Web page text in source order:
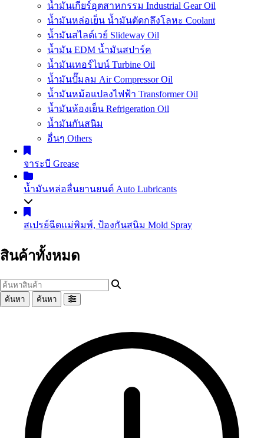
น้ำมันเกียร์อุตสาหกรรม Industrial Gear Oil
น้ำมันหล่อเย็น น้ำมันตัดกลึงโลหะ Coolant
น้ำมันสไลด์เวย์ Slideway Oil
น้ำมัน EDM น้ำมันสปาร์ค
น้ำมันเทอร์ไบน์ Turbine Oil
น้ำมันปั๊มลม Air Compressor Oil
น้ำมันหม้อแปลงไฟฟ้า Transformer Oil
น้ำมันห้องเย็น Refrigeration Oil
น้ำมันกันสนิม
อื่นๆ Others
จาระบี Grease
น้ำมันหล่อลื่นยานยนต์ Auto Lubricants
น้ำมันเครื่องดีเซลDiesel Engine Oil
น้ำมันเบรก
สเปรย์ฉีดแม่พิมพ์, ป้องกันสนิม Mold Spray
สินค้าทั้งหมด
ค้นหา ค้นหา